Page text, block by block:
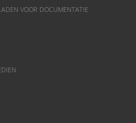
VOOR DOCUMENTATIE